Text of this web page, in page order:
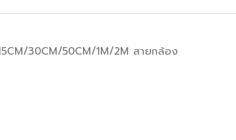
30CM/50CM/1M/2M สายกล้อง